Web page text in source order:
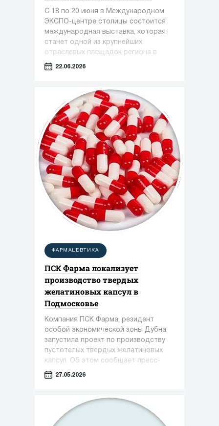
С 18 по 20 июня в Международном
ЭКСПО-центре столицы состоится
международная выставка, которая
станет одной из крупнейших
отраслевых площадок региона в
сфере медицины, фармацевтики и
22.06.2026
ФАРМАЦЕВТИКА
ПСК Фарма локализует
производство твердых
желатиновых капсул в
Подмосковье
Компания ПСК Фарма, резидент
особой экономической зоны Дубна,
запустила проект по производству
пустотелых твердых желатиновых
капсул. Об этом сообщает пресс-
служба Министерства инвестиций,
27.05.2026